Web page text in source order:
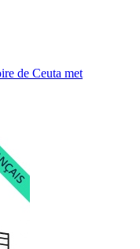
de Ceuta met